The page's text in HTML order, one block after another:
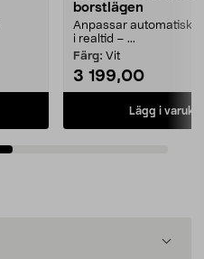
borstlägen
Anpassar automatiskt
i realtid – ...
Färg: Vit
3 199,00
Lägg i